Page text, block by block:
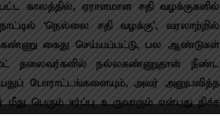
காலத்​தில், ஏராள​மான சதி வழக்​கு​களில்
‘நெல்லை சதி வழக்​கு’, வரலாற்​றில்
கைது செய்​யப்​பட்​டு, பல ஆண்​டு​கள்
தலை​வர்​களில் நல்லகண்​ணு​தான் நீண்ட
போராட்​டங்​களை​யும், அவர் அனுப​வித்த
பெரும் ஈர்ப்பு உரு​வாகும் என்பது நிச்​ச​